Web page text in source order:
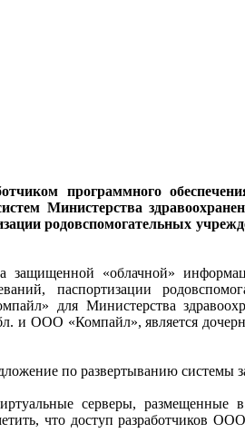
программного
Министерства
родовспомогательных
«облачной»
паспортизации
для Министерства
и ООО «Компайл», является
по развертыванию
серверы,
что доступ разработчиков